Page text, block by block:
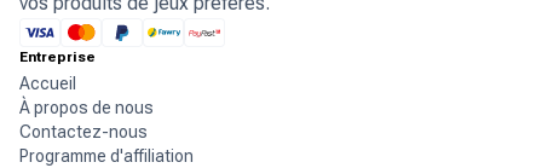
Entreprise
Accueil
À propos de nous
Contactez-nous
Programme d'affiliation